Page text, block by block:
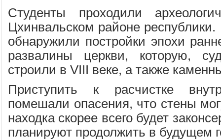
Студенты проходили
Цхинвальском районе республики.
обнаружили постройки эпохи
развалины церкви, которую,
строили в VIII веке, а также
Приступить к расчистке
помешали опасения, что стены
находка скорее всего будет
планируют продолжить в будущем